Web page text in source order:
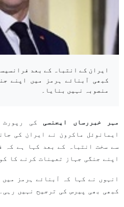
ایران کے انتباہ کے بعد
کبھی آبنائے ہرمز میں اپنے
منصوبہ نہیں بنایا۔
مہر خبررساں ایجنسی کی رپورٹ
ایمانوئل ماکرون نے ایران کی
سے سخت انتباہ کے بعد کہا ہے کہ
اپنے جنگی جہاز تعینات کرنے کا
انہوں نے کہا کہ آبنائے ہرمز
کبھی بھی پیرس کی ترجیح نہیں رہی۔